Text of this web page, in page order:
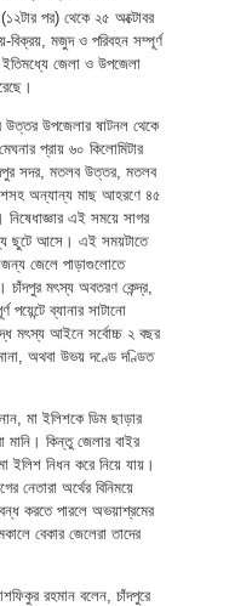
(১২টার পর) থেকে ২৫ অক্টোবর
বিক্রয়, মজুদ ও পরিবহন সম্পূর্ণ
ইতিমধ্যে জেলা ও উপজেলা
উত্তর উপজেলার ষাটনল থেকে
প্রায় ৬০ কিলোমিটার
সদর, মতলব উত্তর, মতলব
অন্যান্য মাছ আহরণে ৪৫
এই সময়ে সাগর
ছুটে আসে। এই সময়টাতে
জেলে পাড়াগুলোতে
মৎস্য অবতরণ কেন্দ্র,
ব্যানার সাটানো
মৎস্য আইনে সর্বোচ্চ ২ বছর
অথবা উভয় দণ্ডে দণ্ডিত
মা ইলিশকে ডিম ছাড়ার
মানি। কিন্তু জেলার বাইর
ইলিশ নিধন করে নিয়ে যায়।
নেতারা অর্থের বিনিময়ে
করতে পারলে অভয়াশ্রমের
বেকার জেলেরা তাদের
রহমান বলেন, চাঁদপুরে